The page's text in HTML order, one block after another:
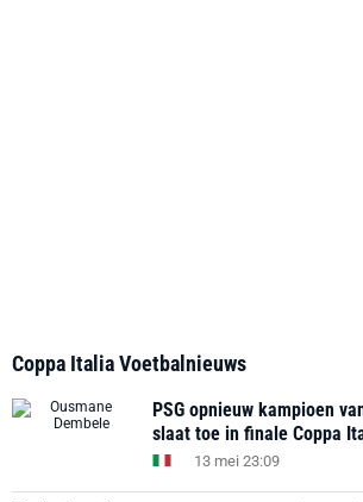
Coppa Italia Voetbalnieuws
PSG opnieuw kampioen
slaat toe in finale Coppa
13 mei 23:09